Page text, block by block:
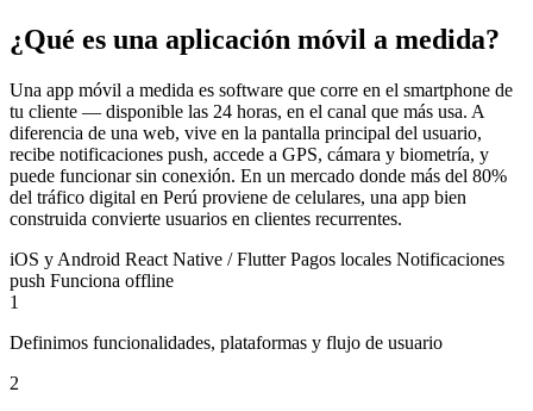
¿Qué es una aplicación móvil a medida?
Una app móvil a medida es software que corre en el smartphone de
tu cliente — disponible las 24 horas, en el canal que más usa. A
diferencia de una web, vive en la pantalla principal del usuario,
recibe notificaciones push, accede a GPS, cámara y biometría, y
puede funcionar sin conexión. En un mercado donde más del 80%
del tráfico digital en Perú proviene de celulares, una app bien
construida convierte usuarios en clientes recurrentes.
iOS y Android React Native / Flutter Pagos locales Notificaciones
push Funciona offline
1
Definimos funcionalidades, plataformas y flujo de usuario
2